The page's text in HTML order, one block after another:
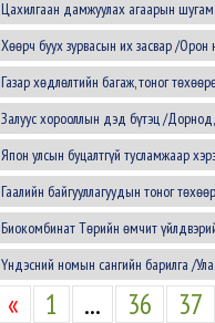
Цахилгаан дамжуулах агаарын шугам
Хөөрч буух зурвасын их засвар /Орон
Газар хөдлөлтийн багаж, тоног
Залуус хорооллын дэд бүтэц /
Япон улсын буцалтгүй тусламжаар
Гаалийн байгууллагуудын тоног
Биокомбинат Төрийн өмчит
Үндэсний номын сангийн барилга /
« 1 ... 36 37